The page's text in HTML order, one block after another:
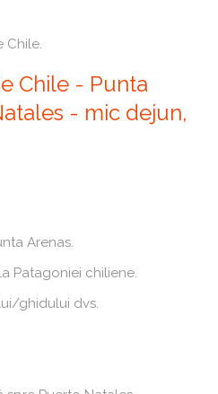
Chile.
Chile - Punta
- mic dejun,
Arenas.
Patagoniei chiliene.
ghidului dvs.